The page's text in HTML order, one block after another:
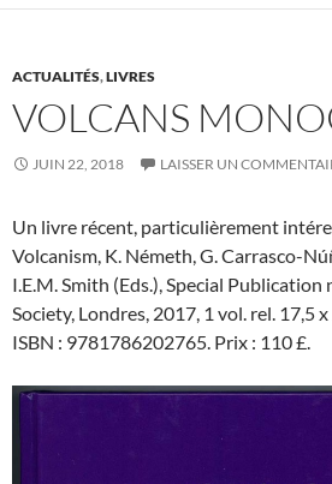
ACTUALITÉS,LIVRES
VOLCANS
JUIN 22, 2018 LAISSER UN
Un livre récent, particulièrement
Volcanism, K. Németh, G. Carrasco-
I.E.M. Smith (Eds.), Special Publication
Society, Londres, 2017, 1 vol. rel. 17,5
ISBN : 9781786202765. Prix : 110 £.